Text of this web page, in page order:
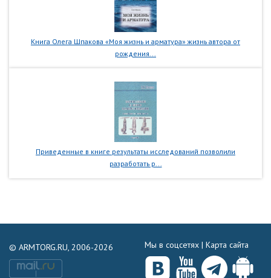
Книга Олега Шпакова «Моя жизнь и арматура» жизнь автора от
рождения...
Приведенные в книге результаты исследований позволили
разработать р...
© ARMTORG.RU, 2006-2026 Мы в соцсетях | Карта сайта